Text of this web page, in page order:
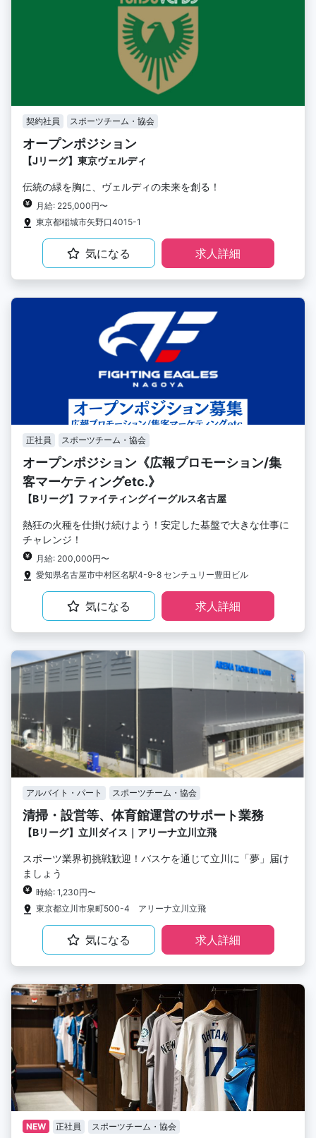
契約社員 スポーツチーム・協会
オープンポジション
【Jリーグ】東京ヴェルディ
伝統の緑を胸に、ヴェルディの未来を創る！
月給: 225,000円〜
東京都稲城市矢野口4015-1
気になる 求人詳細
正社員 スポーツチーム・協会
オープンポジション《広報プロモーション/集
客マーケティングetc.》
【Bリーグ】ファイティングイーグルス名古屋
熱狂の火種を仕掛け続けよう！安定した基盤で大きな仕事に
チャレンジ！
月給: 200,000円〜
愛知県名古屋市中村区名駅4-9-8 センチュリー豊田ビル
気になる 求人詳細
アルバイト・パート スポーツチーム・協会
清掃・設営等、体育館運営のサポート業務
【Bリーグ】立川ダイス｜アリーナ立川立飛
スポーツ業界初挑戦歓迎！バスケを通じて立川に「夢」届け
ましょう
時給: 1,230円〜
東京都立川市泉町500-4 アリーナ立川立飛
気になる 求人詳細
NEW 正社員 スポーツチーム・協会